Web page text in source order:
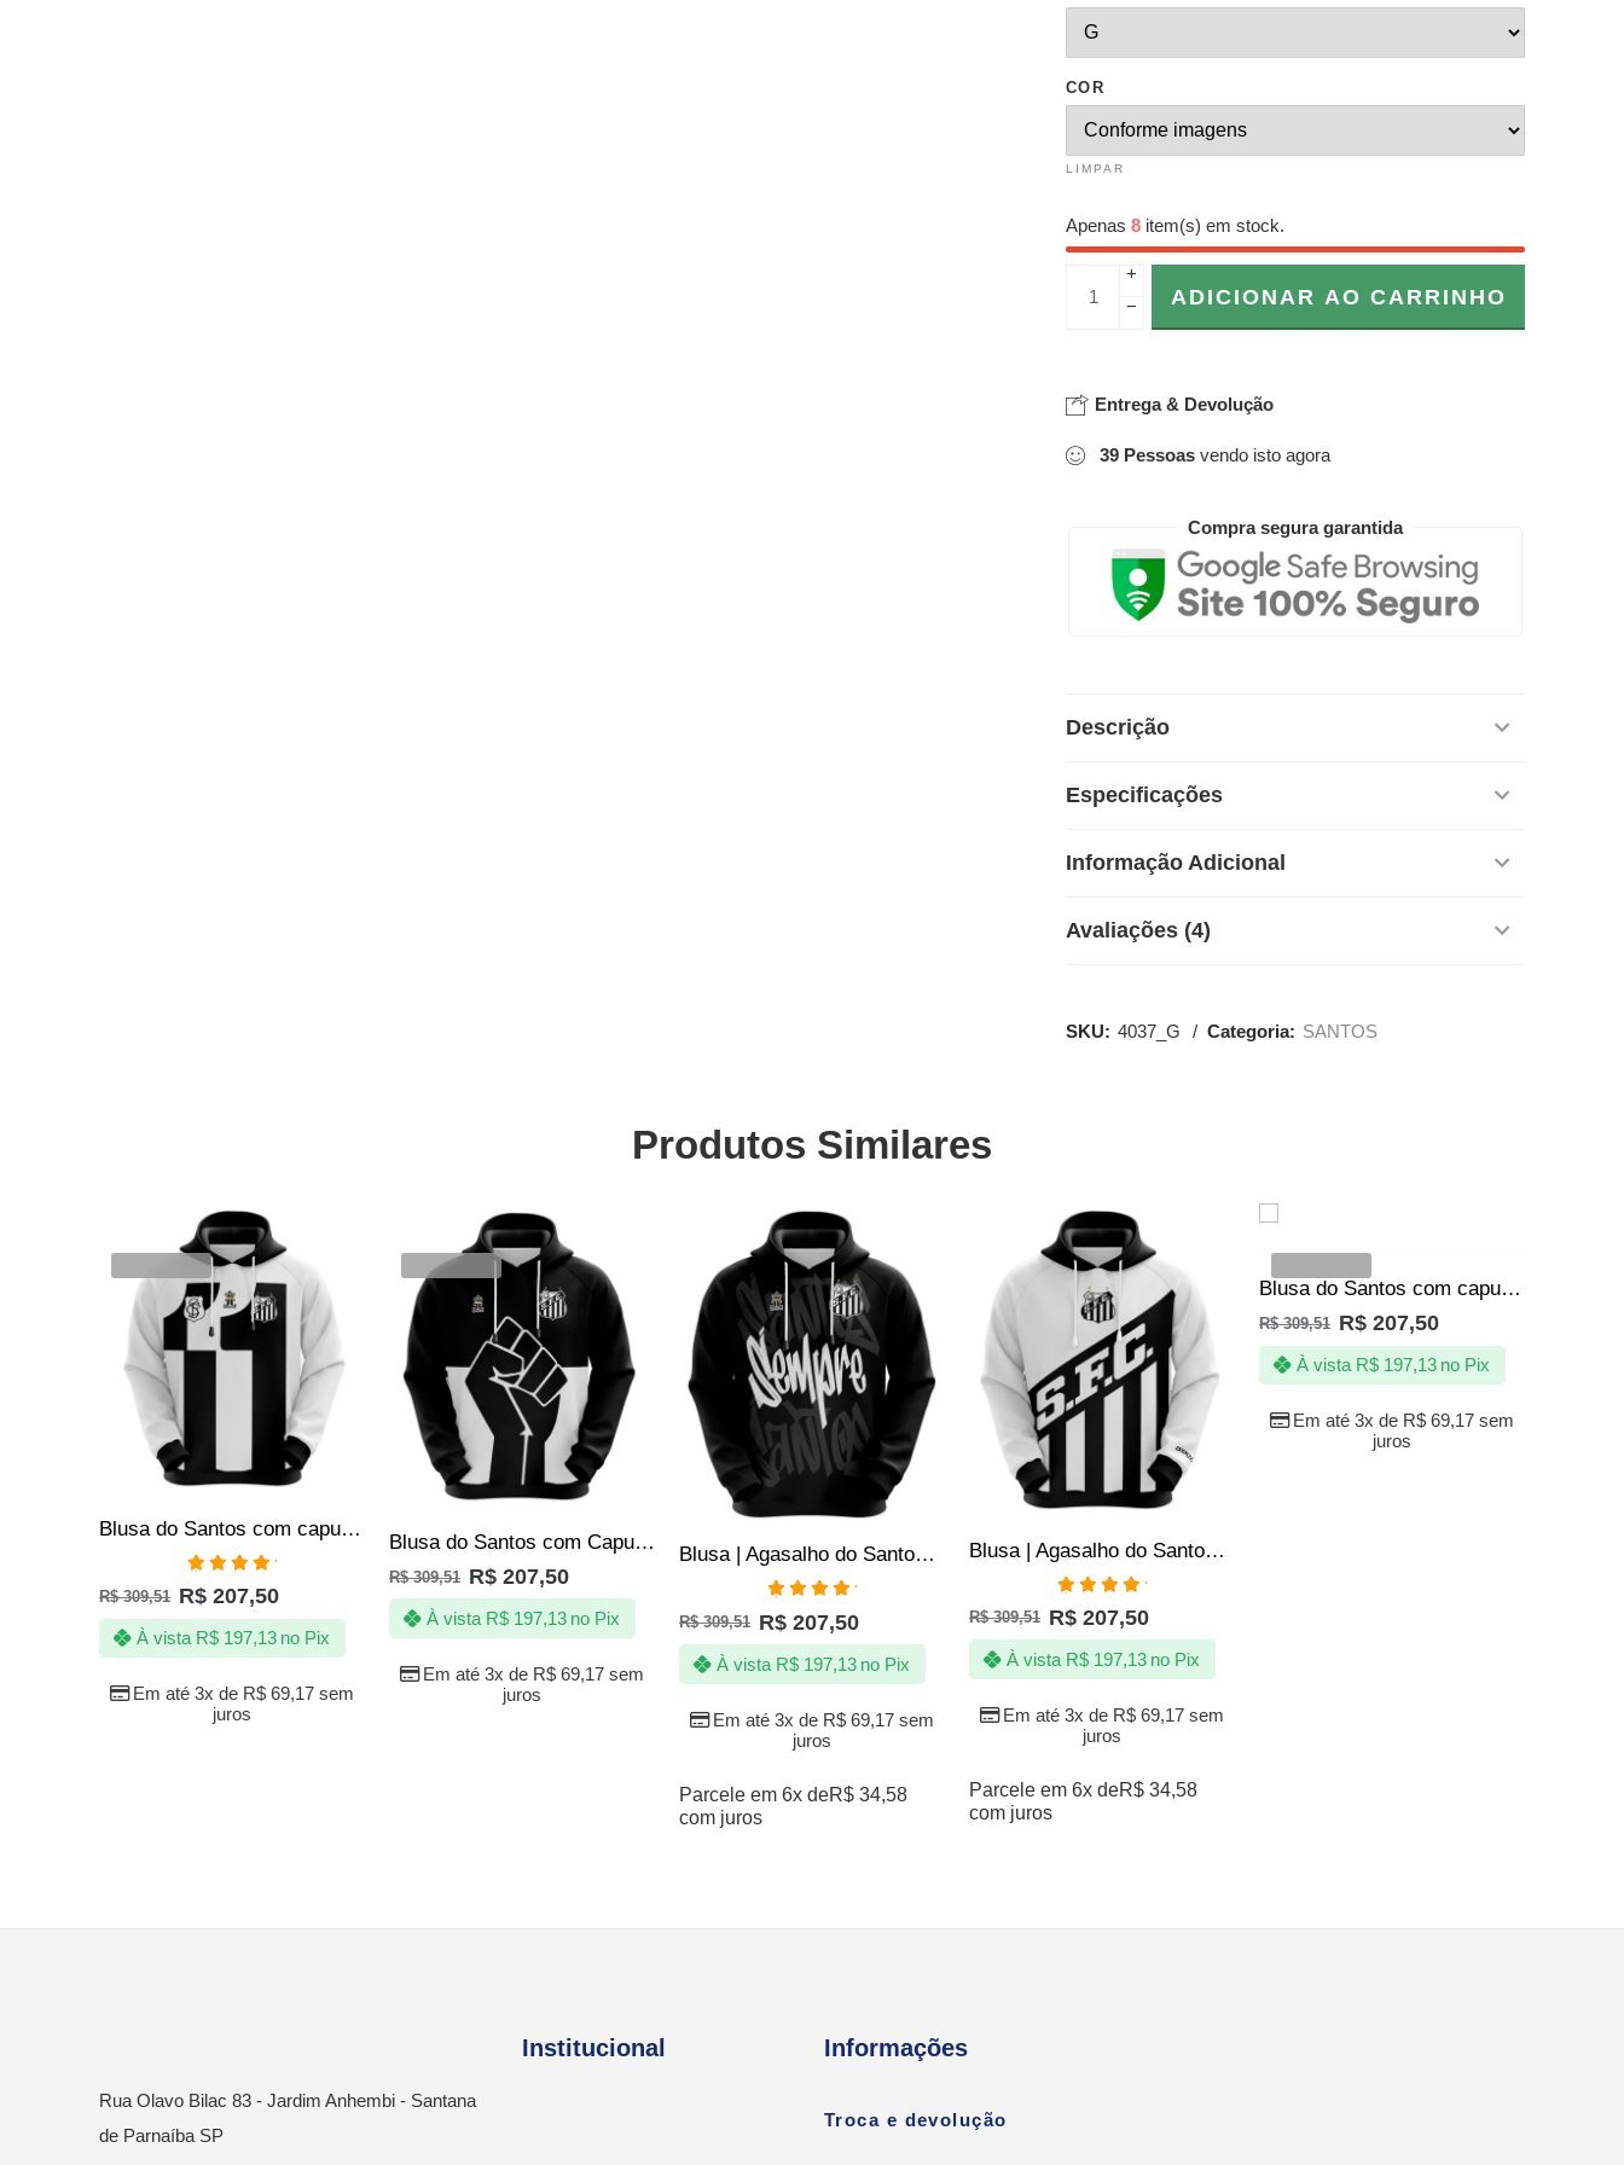
COR
LIMPAR
Apenas 8 item(s) em stock.
+
−
ADICIONAR AO CARRINHO
Entrega & Devolução
39 Pessoas vendo isto agora
Compra segura garantida
Descrição
Especificações
Informação Adicional
Avaliações (4)
SKU: 4037_G Categoria: SANTOS
Produtos Similares
Blusa do Santos com capuz – 111 anos – Produto Oficial – Masculino
Avaliação
5.00de 5
R$309,51 R$ 207,50
Em até 3x de R$ 69,17 sem
juros
À vista R$197,13 no Pix
VENDIDOS
Blusa do Santos com Capuz – Antirracismo – Produto Oficial – Masculino
R$309,51 R$ 207,50
Em até 3x de R$ 69,17 sem
juros
À vista R$197,13 no Pix
Blusa | Agasalho do Santos Sempre Santos com Capuz e Canguru Preta – Oficial
Avaliação
5.00de 5
R$309,51 R$ 207,50
Em até 3x de R$ 69,17 sem
juros
À vista R$197,13 no Pix
Parcele em 6x deR$ 34,58
com juros
Blusa | Agasalho do Santos FC Escudo que Impõe Respeito – Oficial
Avaliação
5.00de 5
R$309,51 R$ 207,50
Em até 3x de R$ 69,17 sem
juros
À vista R$197,13 no Pix
Parcele em 6x deR$ 34,58
com juros
Blusa do Santos com capuz – Poseidon blackout – Produto Oficial – Masculino
R$309,51 R$ 207,50
Em até 3x de R$ 69,17 sem
juros
À vista R$197,13 no Pix
Rua Olavo Bilac 83 - Jardim Anhembi - Santana
de Parnaíba SP
Institucional Informações
Troca e devolução